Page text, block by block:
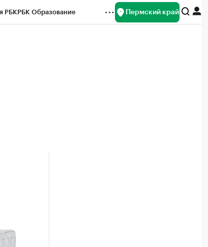
РБКРБК Образование Пермский край